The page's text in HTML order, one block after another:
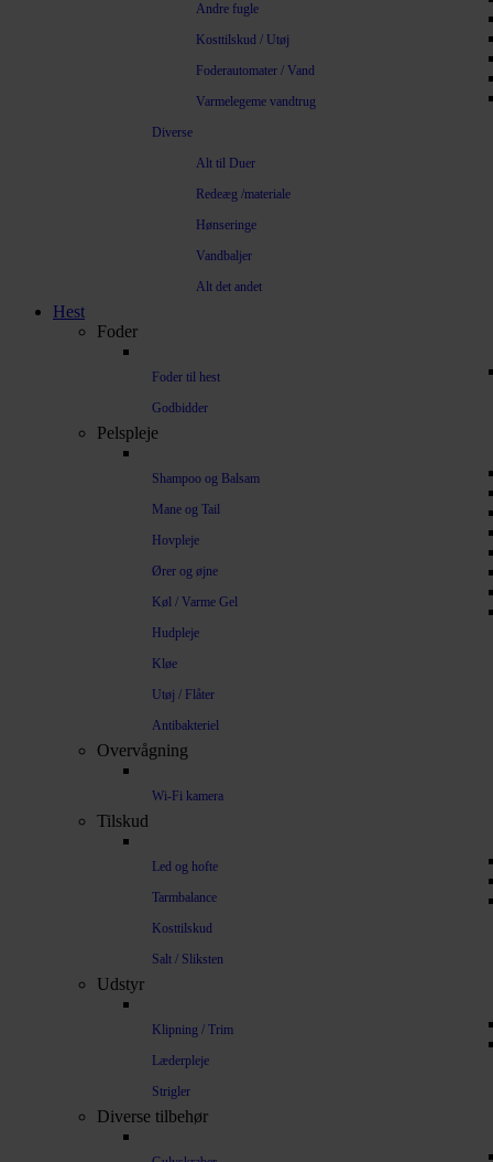
Andre fugle
Kosttilskud / Utøj
Foderautomater / Vand
Varmelegeme vandtrug
Diverse
Alt til Duer
Redeæg /materiale
Hønseringe
Vandbaljer
Alt det andet
Hest
Foder
Foder til hest
Godbidder
Pelspleje
Shampoo og Balsam
Mane og Tail
Hovpleje
Ører og øjne
Køl / Varme Gel
Hudpleje
Kløe
Utøj / Flåter
Antibakteriel
Overvågning
Wi-Fi kamera
Tilskud
Led og hofte
Tarmbalance
Kosttilskud
Salt / Sliksten
Udstyr
Klipning / Trim
Læderpleje
Strigler
Diverse tilbehør